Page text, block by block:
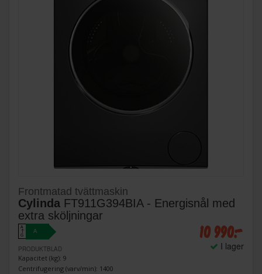
Frontmatad tvättmaskin
Cylinda FT911G394BIA - Energisnål med
extra sköljningar
A
↑
G
A
PRODUKTBLAD
Kapacitet (kg): 9
Centrifugering (varv/min): 1400
10 990:-
I lager